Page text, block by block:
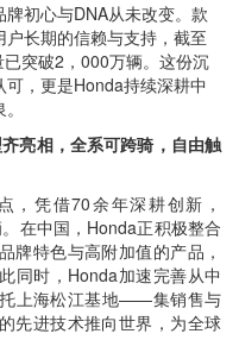
初心与DNA从未改变。款
长期的信赖与支持，截至
突破2，000万辆。这份沉
，更是Honda持续深耕中
亮相，全系可跨骑，自由触
凭借70余年深耕创新，
在中国，Honda正积极整合
牌特色与高附加值的产品，
同时，Honda加速完善从中
上海松江基地——集销售与
先进技术推向世界，为全球